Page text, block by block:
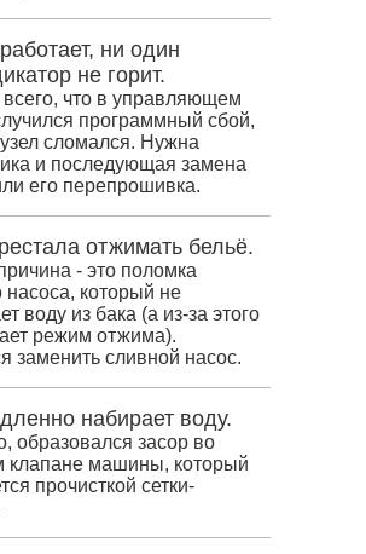
ни один
не горит.
что в управляющем
программный сбой,
узел сломался. Нужна
и последующая замена
его перепрошивка.
отжимать бельё.
- это поломка
насоса, который не
воду из бака (а из-за этого
режим отжима).
заменить сливной насос.
набирает воду.
образовался засор во
клапане машины, который
прочисткой сетки-